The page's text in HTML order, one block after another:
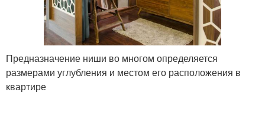
Предназначение ниши во многом определяется
размерами углубления и местом его расположения в
квартире